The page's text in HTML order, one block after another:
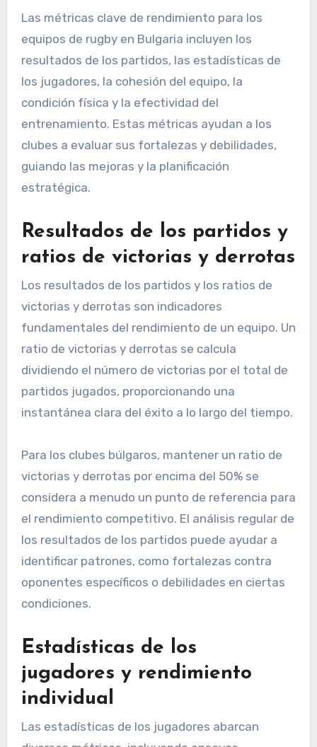
Las métricas clave de rendimiento para los
equipos de rugby en Bulgaria incluyen los
resultados de los partidos, las estadísticas de
los jugadores, la cohesión del equipo, la
condición física y la efectividad del
entrenamiento. Estas métricas ayudan a los
clubes a evaluar sus fortalezas y debilidades,
guiando las mejoras y la planificación
estratégica.
Resultados de los partidos y
ratios de victorias y derrotas
Los resultados de los partidos y los ratios de
victorias y derrotas son indicadores
fundamentales del rendimiento de un equipo. Un
ratio de victorias y derrotas se calcula
dividiendo el número de victorias por el total de
partidos jugados, proporcionando una
instantánea clara del éxito a lo largo del tiempo.
Para los clubes búlgaros, mantener un ratio de
victorias y derrotas por encima del 50% se
considera a menudo un punto de referencia para
el rendimiento competitivo. El análisis regular de
los resultados de los partidos puede ayudar a
identificar patrones, como fortalezas contra
oponentes específicos o debilidades en ciertas
condiciones.
Estadísticas de los
jugadores y rendimiento
individual
Las estadísticas de los jugadores abarcan